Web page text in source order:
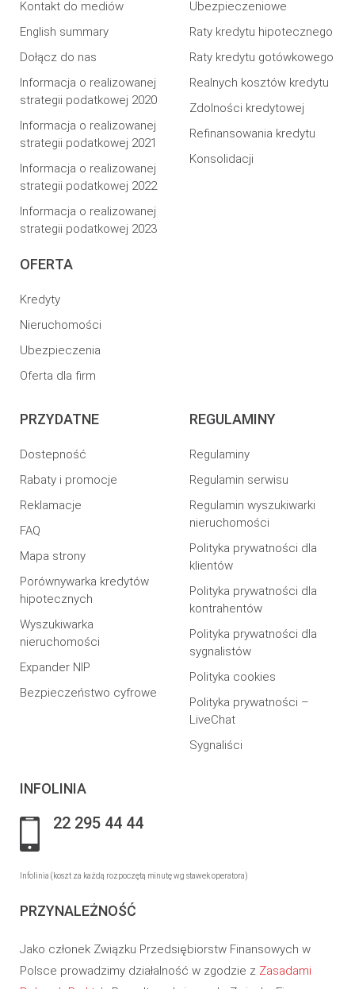
Kontakt do mediów
English summary
Dołącz do nas
Informacja o realizowanej
strategii podatkowej 2020
Informacja o realizowanej
strategii podatkowej 2021
Informacja o realizowanej
strategii podatkowej 2022
Informacja o realizowanej
strategii podatkowej 2023
OFERTA
Kredyty
Nieruchomości
Ubezpieczenia
Oferta dla firm
Ubezpieczeniowe
Raty kredytu hipotecznego
Raty kredytu gotówkowego
Realnych kosztów kredytu
Zdolności kredytowej
Refinansowania kredytu
Konsolidacji
PRZYDATNE
Dostepność
Rabaty i promocje
Reklamacje
FAQ
Mapa strony
Porównywarka kredytów
hipotecznych
Wyszukiwarka
nieruchomości
Expander NIP
Bezpieczeństwo cyfrowe
REGULAMINY
Regulaminy
Regulamin serwisu
Regulamin wyszukiwarki
nieruchomości
Polityka prywatności dla
klientów
Polityka prywatności dla
kontrahentów
Polityka prywatności dla
sygnalistów
Polityka cookies
Polityka prywatności –
LiveChat
Sygnaliści
INFOLINIA
22 295 44 44
Infolinia (koszt za każdą rozpoczętą minutę wg stawek operatora)
PRZYNALEŻNOŚĆ
Jako członek Związku Przedsiębiorstw Finansowych w
Polsce prowadzimy działalność w zgodzie z Zasadami